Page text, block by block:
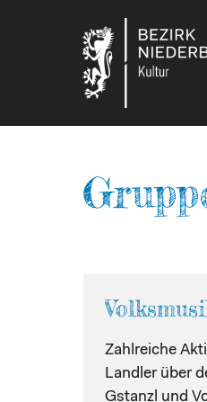
Zahlreiche
Landler über
Gstanzl und